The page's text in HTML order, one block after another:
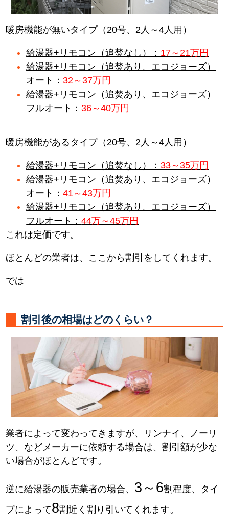
暖房機能が無いタイプ（20号、2人～4人用）
給湯器+リモコン（追焚なし）： 17～21万円
給湯器+リモコン（追焚あり、エコジョーズ）
オート：32～37万円
給湯器+リモコン（追焚あり、エコジョーズ）
フルオート：36～40万円
暖房機能があるタイプ（20号、2人～4人用）
給湯器+リモコン（追焚なし）：33～35万円
給湯器+リモコン（追焚あり、エコジョーズ）
オート：41～43万円
給湯器+リモコン（追焚あり、エコジョーズ）
フルオート：44万～45万円
これは定価です。
ほとんどの業者は、ここから割引をしてくれます。
では
割引後の相場はどのくらい？
業者によって変わってきますが、リンナイ、ノーリ
ツ、などメーカーに依頼する場合は、割引額が少な
い場合がほとんどです。
逆に給湯器の販売業者の場合、 3～6割程度、タイ
プによって8割近く割り引いてくれます。